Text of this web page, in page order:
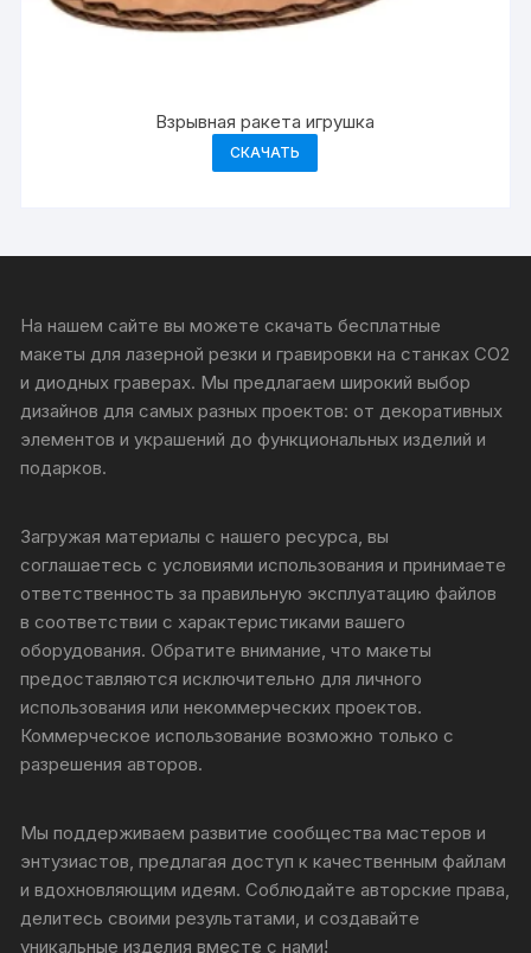
Взрывная ракета игрушка
СКАЧАТЬ
На нашем сайте вы можете скачать бесплатные
макеты для лазерной резки и гравировки на станках CO2
и диодных граверах. Мы предлагаем широкий выбор
дизайнов для самых разных проектов: от декоративных
элементов и украшений до функциональных изделий и
подарков.
Загружая материалы с нашего ресурса, вы
соглашаетесь с условиями использования и принимаете
ответственность за правильную эксплуатацию файлов
в соответствии с характеристиками вашего
оборудования. Обратите внимание, что макеты
предоставляются исключительно для личного
использования или некоммерческих проектов.
Коммерческое использование возможно только с
разрешения авторов.
Мы поддерживаем развитие сообщества мастеров и
энтузиастов, предлагая доступ к качественным файлам
и вдохновляющим идеям. Соблюдайте авторские права,
делитесь своими результатами, и создавайте
уникальные изделия вместе с нами!